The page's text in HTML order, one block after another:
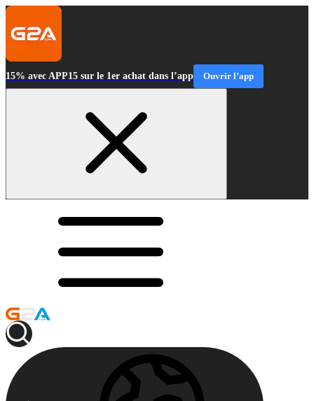
15% avec APP15 sur le 1er achat dans l’app Ouvrir l’app